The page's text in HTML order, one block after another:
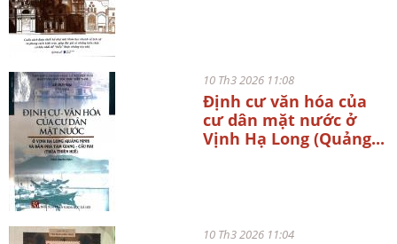
10 Th3 2026 11:08
Định cư văn hóa của
cư dân mặt nước ở
Vịnh Hạ Long (Quảng...
10 Th3 2026 11:04